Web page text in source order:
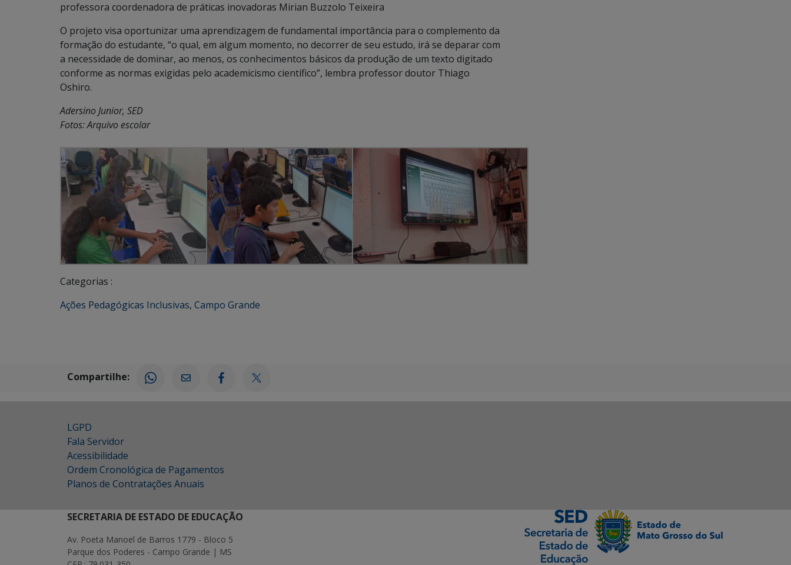
professora coordenadora de práticas inovadoras Mirian Buzzolo Teixeira
O projeto visa oportunizar uma aprendizagem de fundamental importância para o complemento da
formação do estudante, “o qual, em algum momento, no decorrer de seu estudo, irá se deparar com
a necessidade de dominar, ao menos, os conhecimentos básicos da produção de um texto digitado
conforme as normas exigidas pelo academicismo científico”, lembra professor doutor Thiago
Oshiro.
Adersino Junior, SED
Fotos: Arquivo escolar
Categorias :
Ações Pedagógicas Inclusivas, Campo Grande
Compartilhe:
LGPD
Fala Servidor
Acessibilidade
Ordem Cronológica de Pagamentos
Planos de Contratações Anuais
SECRETARIA DE ESTADO DE EDUCAÇÃO
Av. Poeta Manoel de Barros 1779 - Bloco 5
Parque dos Poderes - Campo Grande | MS